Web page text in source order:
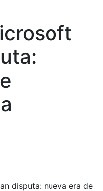
disputa: nueva era de